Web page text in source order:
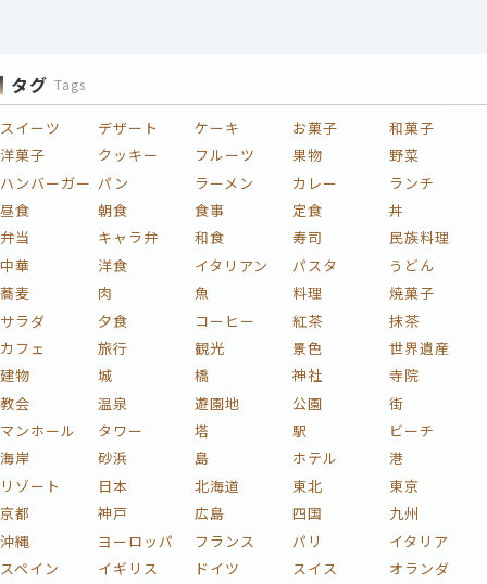
タグ Tags
スイーツ デザート ケーキ お菓子
和菓子
洋菓子
クッキー フルーツ 果物
野菜
ハンバーガー パン ラーメン カレー
ランチ
昼食
朝食 食事 定食
丼
弁当
キャラ弁 和食 寿司
民族料理
中華
洋食 イタリアン パスタ
うどん
蕎麦
肉 魚 料理
焼菓子
サラダ
夕食 コーヒー 紅茶
抹茶
カフェ
旅行 観光 景色
世界遺産
建物
城 橋 神社
寺院
教会
温泉 遊園地 公園
街
マンホール
タワー 塔 駅
ビーチ
海岸
砂浜 島 ホテル
港
リゾート
日本 北海道 東北
東京
京都
神戸 広島 四国
九州
沖縄
ヨーロッパ フランス パリ
イタリア
スペイン
イギリス ドイツ スイス
オランダ